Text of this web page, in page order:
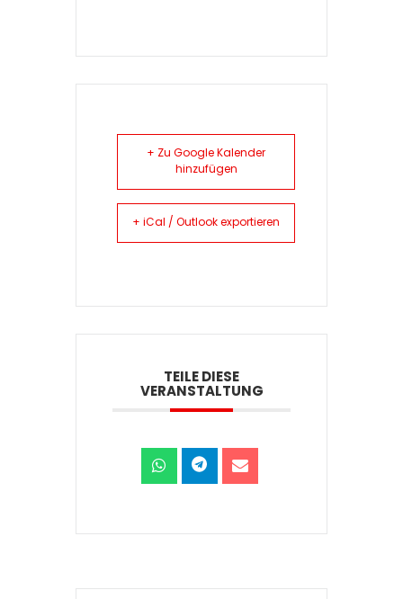
+ Zu Google Kalender
hinzufügen
+ iCal / Outlook exportieren
TEILE DIESE
VERANSTALTUNG